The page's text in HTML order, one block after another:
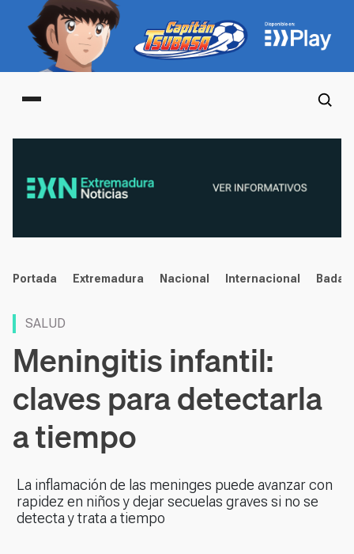
Main menu
noticias
Portada Extremadura Nacional Internacional
SALUD
Meningitis infantil:
claves para detectarla
a tiempo
La inflamación de las meninges puede avanzar con
rapidez en niños y dejar secuelas graves si no se
detecta y trata a tiempo